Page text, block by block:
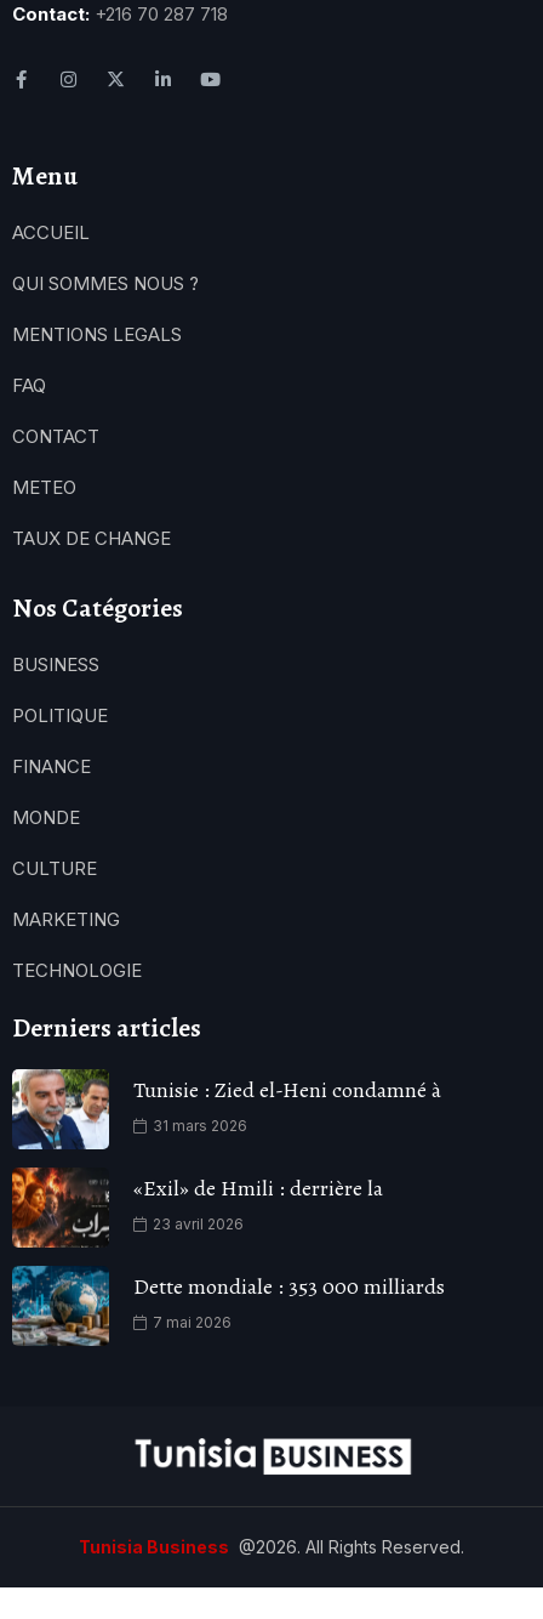
Contact: +216 70 287 718
Menu
ACCUEIL
QUI SOMMES NOUS ?
MENTIONS LEGALS
FAQ
CONTACT
METEO
TAUX DE CHANGE
Nos Catégories
BUSINESS
POLITIQUE
FINANCE
MONDE
CULTURE
MARKETING
TECHNOLOGIE
Derniers articles
Tunisie : Zied el-Heni condamné à
31 mars 2026
«Exil» de Hmili : derrière la
23 avril 2026
Dette mondiale : 353 000 milliards
7 mai 2026
Tunisia Business @2026. All Rights Reserved.